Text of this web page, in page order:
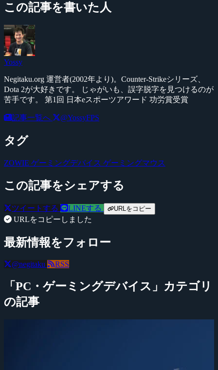
この記事を書いた人
Yossy
Negitaku.org 運営者(2002年より)。Counter-Strikeシリーズ、
Dota 2が大好きです。 じゃがいも、誤字脱字を見つけるのが
苦手です。 第1回 日本eスポーツアワード 功労賞受賞
記事一覧へ @YossyFPS
タグ
ZOWIE ゲーミングデバイス ゲーミングマウス
この記事をシェアする
ツイートする LINEする URLをコピー
URLをコピーしました
最新情報をフォロー
@negitaku RSS
「PC・ゲーミングデバイス」カテゴリ
の記事